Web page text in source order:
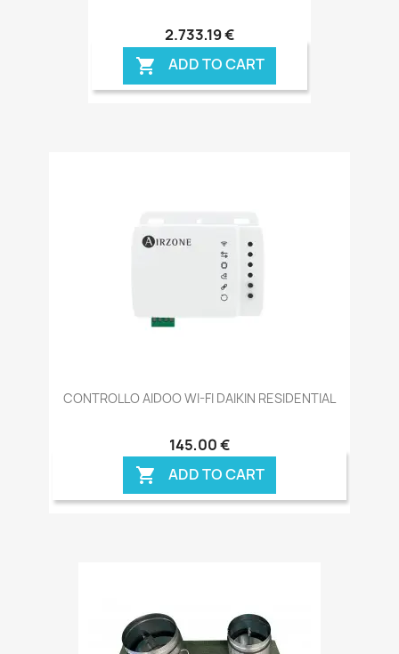
2.733,19 €
 ADD TO CART
CONTROLLO AIDOO WI-FI DAIKIN RESIDENTIAL
145,00 €
 ADD TO CART